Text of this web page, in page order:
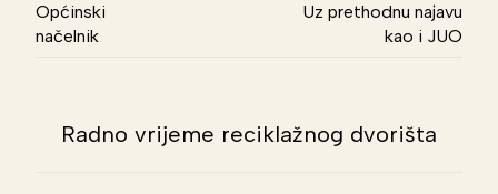
Općinski
načelnik
Uz prethodnu najavu
kao i JUO
Radno vrijeme reciklažnog dvorišta